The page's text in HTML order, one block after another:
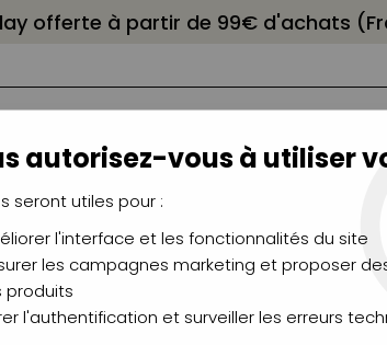
offerte à partir de 99€ d'achats
CHÂSSIS
CHEVALETS
AÉROGRAPHIE
MODÉLISME
Williamsburg 37ml
autorisez-vous à utiliser
seront utiles pour :
l'interface et les fonctionnalités du site
les campagnes marketing et proposer
produits
l'authentification et surveiller les erreurs